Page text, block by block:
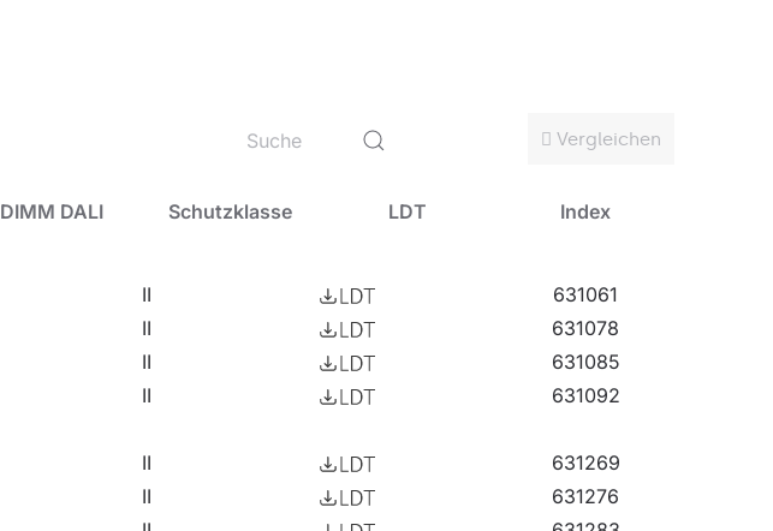
Vergleichen
DIMM DALI Schutzklasse LDT Index
II
631061
II
631078
II
631085
II
631092
II
631269
II
631276